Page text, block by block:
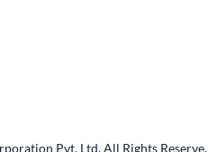
Pvt. Ltd. All Rights Reserve.